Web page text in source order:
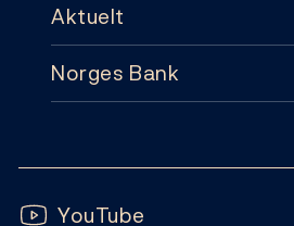
Tema
Pengepolitikk
Aktuelt
Aktuelt
Publikasjoner
Norges Bank
Abonnement
Følg oss:
YouTube